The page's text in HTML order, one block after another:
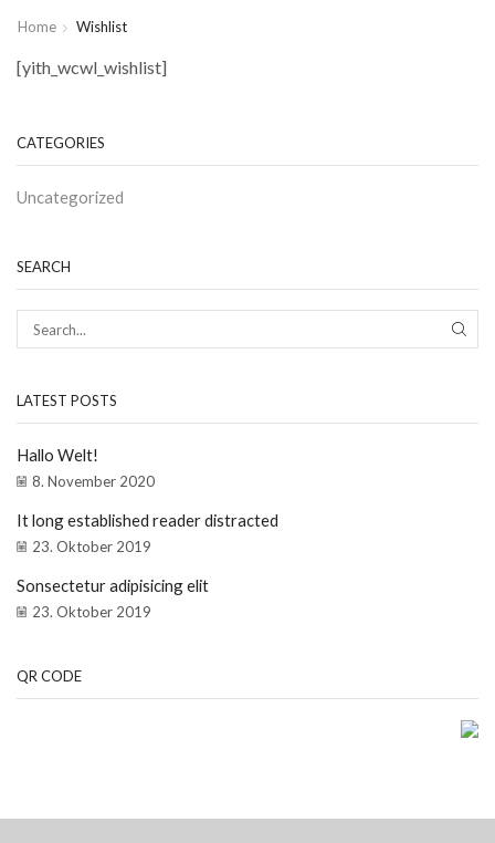
Home Wishlist
[yith_wcwl_wishlist]
CATEGORIES
Uncategorized
SEARCH
LATEST POSTS
Hallo Welt!
8. November 2020
It long established reader distracted
23. Oktober 2019
Sonsectetur adipisicing elit
23. Oktober 2019
QR CODE